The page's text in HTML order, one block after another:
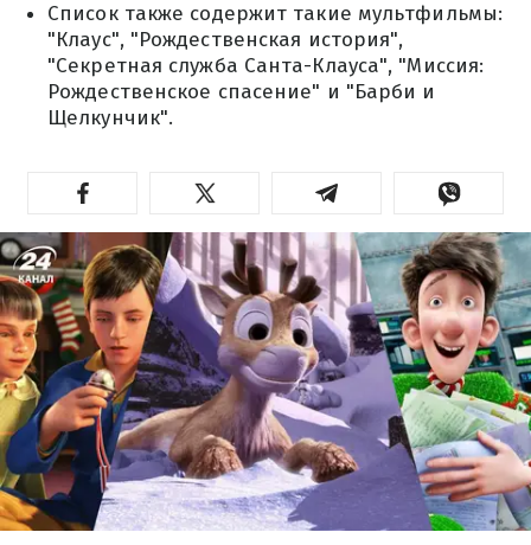
Список также содержит такие мультфильмы:
"Клаус", "Рождественская история",
"Секретная служба Санта-Клауса", "Миссия:
Рождественское спасение" и "Барби и
Щелкунчик".